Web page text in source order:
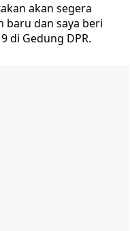
akan segera
baru dan saya beri
di Gedung DPR.